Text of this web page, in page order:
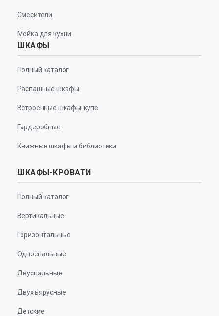
Смесители
Мойка для кухни
ШКАФЫ
Полный каталог
Распашные шкафы
Встроенные шкафы-купе
Гардеробные
Книжные шкафы и библиотеки
ШКАФЫ-КРОВАТИ
Полный каталог
Вертикальные
Горизонтальные
Односпальные
Двуспальные
Двухъярусные
Детские